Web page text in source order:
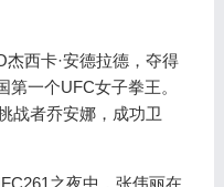
杰西卡·安德拉德，夺得
一个UFC女子拳王。
战者乔安娜，成功卫
之夜中，张伟丽在